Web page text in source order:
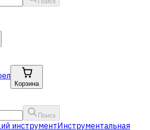
Корзина
Поиск
инструментИнструментальная